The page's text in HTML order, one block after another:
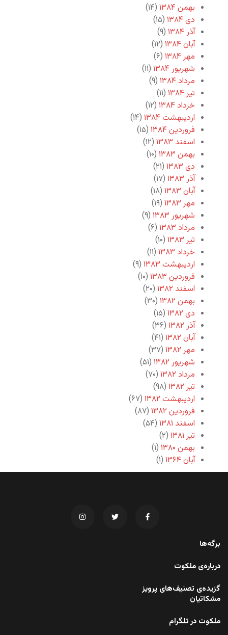
بهمن ۱۳۸۴
(۱۴)
دی ۱۳۸۴
(۱۵)
آذر ۱۳۸۴
(۹)
آبان ۱۳۸۴
(۱۲)
مهر ۱۳۸۴
(۶)
شهریور ۱۳۸۴
(۱۱)
مرداد ۱۳۸۴
(۹)
تیر ۱۳۸۴
(۱۱)
خرداد ۱۳۸۴
(۱۲)
اردیبهشت ۱۳۸۴
(۱۴)
فروردین ۱۳۸۴
(۱۵)
اسفند ۱۳۸۳
(۱۲)
بهمن ۱۳۸۳
(۱۰)
دی ۱۳۸۳
(۲۱)
آذر ۱۳۸۳
(۱۷)
آبان ۱۳۸۳
(۱۸)
مهر ۱۳۸۳
(۱۹)
شهریور ۱۳۸۳
(۹)
مرداد ۱۳۸۳
(۶)
تیر ۱۳۸۳
(۱۰)
خرداد ۱۳۸۳
(۱۱)
اردیبهشت ۱۳۸۳
(۹)
فروردین ۱۳۸۳
(۱۰)
اسفند ۱۳۸۲
(۲۰)
بهمن ۱۳۸۲
(۳۰)
دی ۱۳۸۲
(۱۵)
آذر ۱۳۸۲
(۳۶)
آبان ۱۳۸۲
(۴۱)
مهر ۱۳۸۲
(۳۷)
شهریور ۱۳۸۲
(۵۱)
مرداد ۱۳۸۲
(۷۰)
تیر ۱۳۸۲
(۹۸)
اردیبهشت ۱۳۸۲
(۶۷)
فروردین ۱۳۸۲
(۸۷)
اسفند ۱۳۸۱
(۵۴)
تیر ۱۳۸۱
(۲)
بهمن ۱۳۸۰
(۱)
آبان ۱۳۶۴
(۱)
برگه‌ها
درباره‌ی ملکوت
گزیده‌ی تصنیف‌های پرویز
مشکاتیان
ملکوت در تلگرام